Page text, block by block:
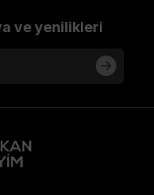
ve yenilikleri